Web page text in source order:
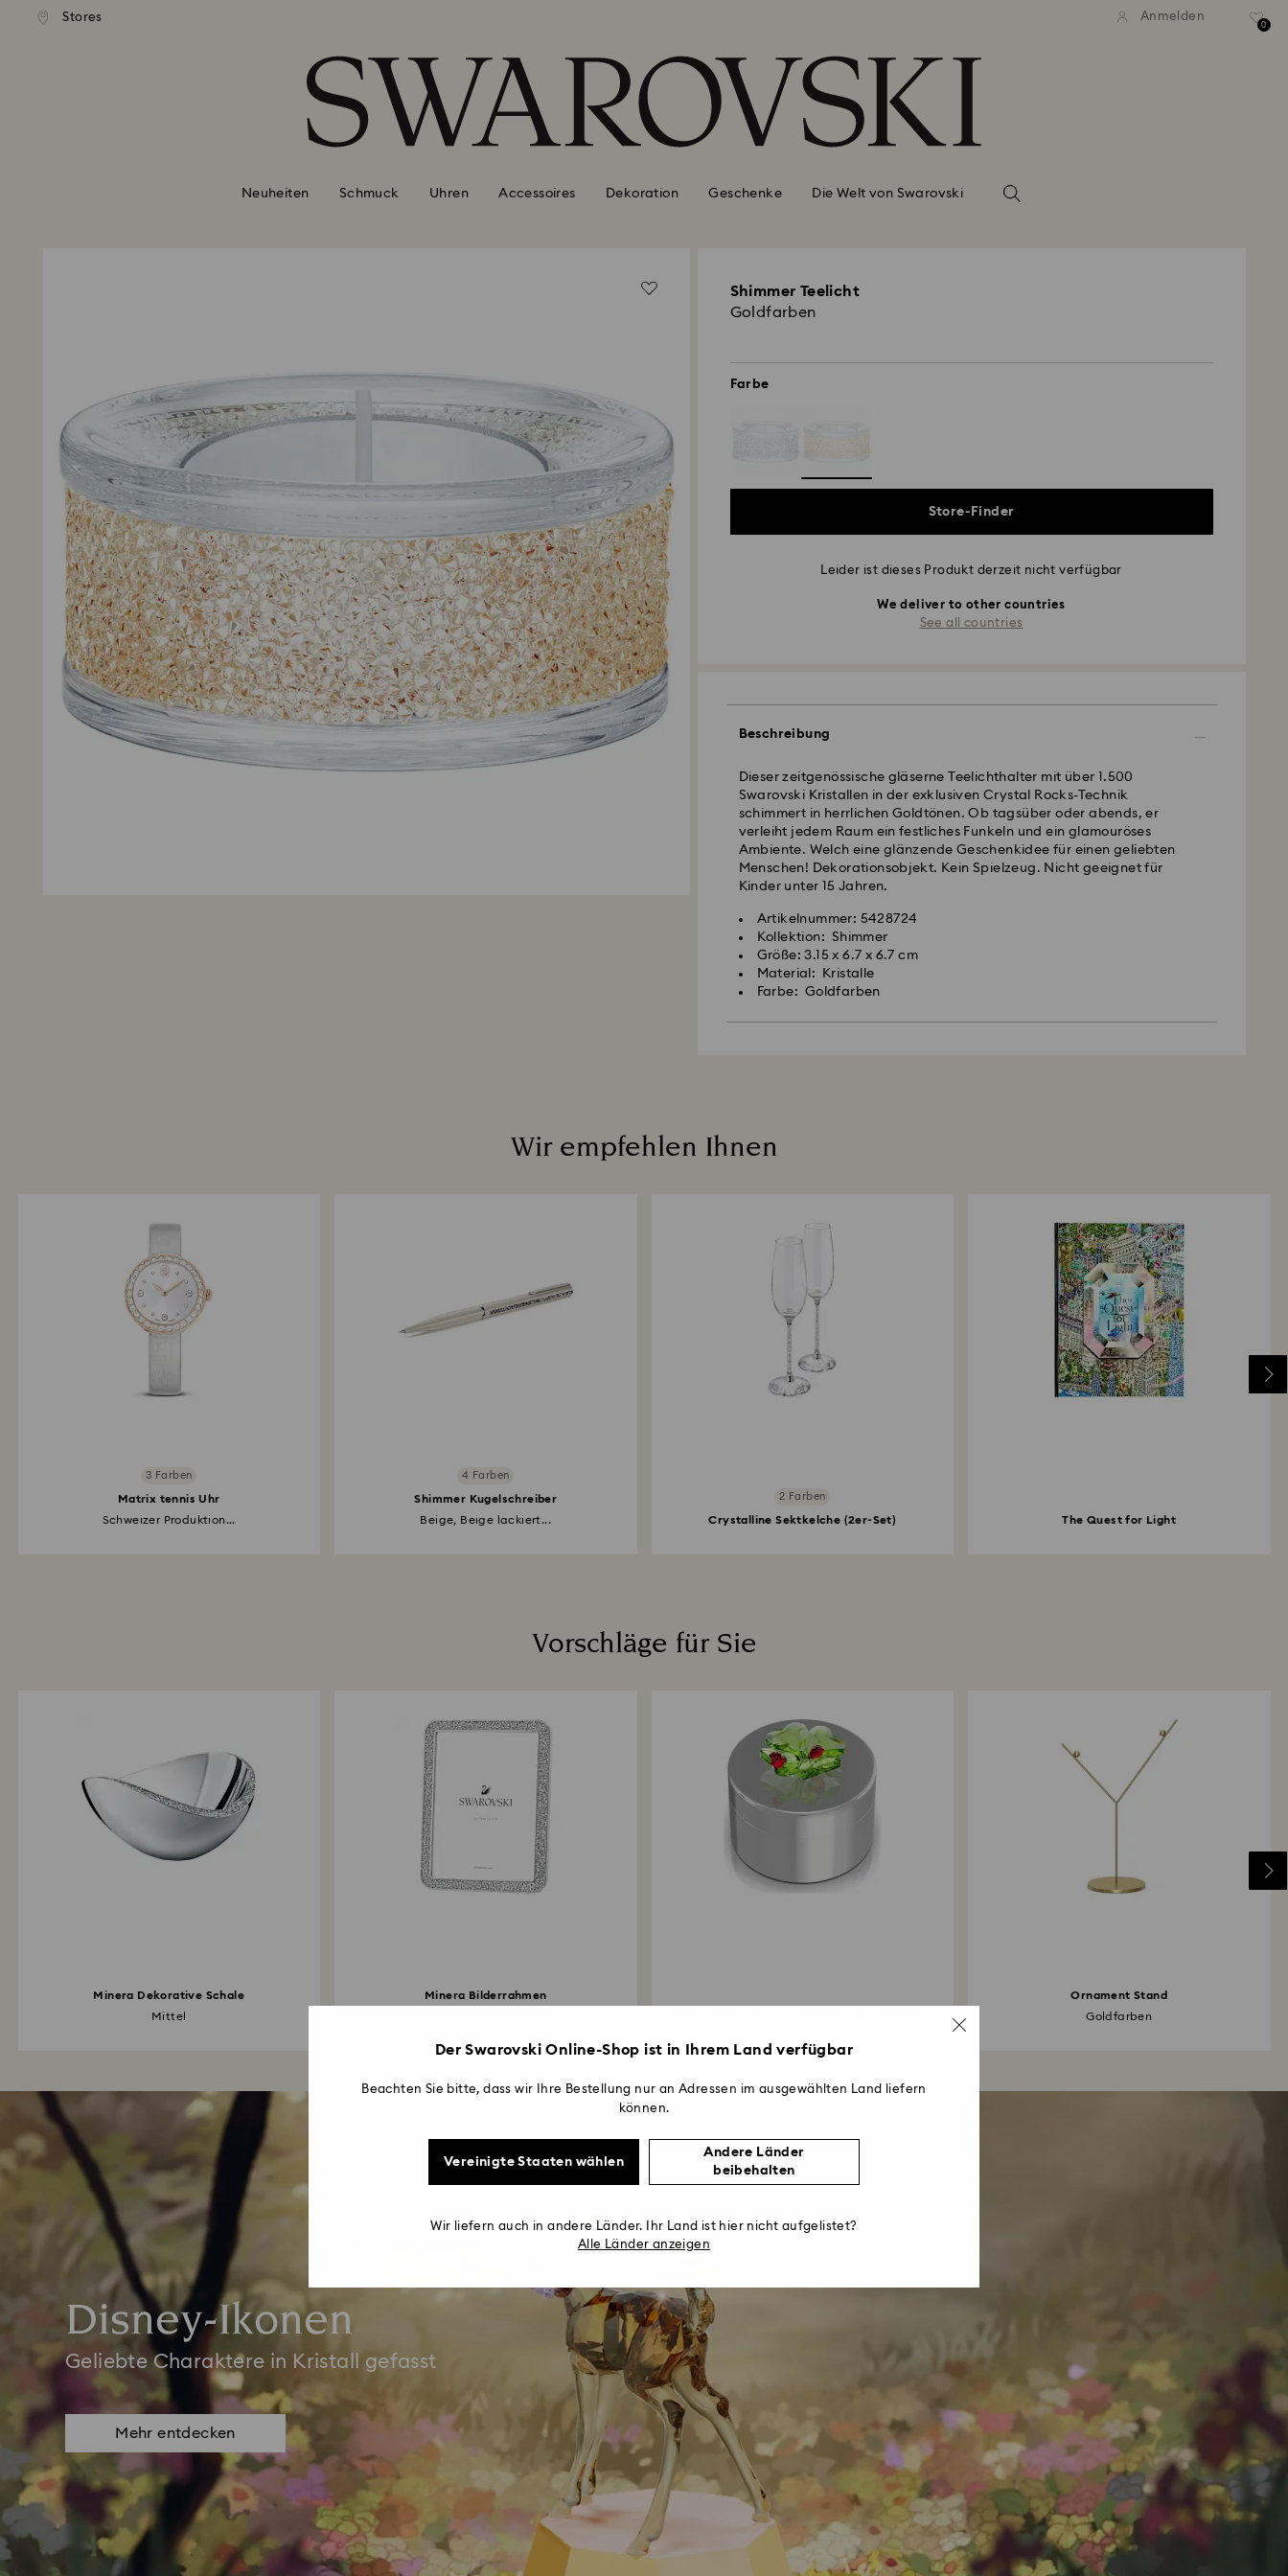
Liste Tastaturkürzel
Stores Anmelden
0
Neuheiten Schmuck Uhren Accessoires Dekoration Geschenke Die Welt von Swarovski
Shimmer Teelicht
Goldfarben
Farbe
Store-Finder
Leider ist dieses Produkt derzeit nicht verfügbar
We deliver to other countries
See all countries
Beschreibung
Dieser zeitgenössische gläserne Teelichthalter mit über 1.500
Swarovski Kristallen in der exklusiven Crystal Rocks-Technik
schimmert in herrlichen Goldtönen. Ob tagsüber oder abends, er
verleiht jedem Raum ein festliches Funkeln und ein glamouröses
Ambiente. Welch eine glänzende Geschenkidee für einen geliebten
Menschen! Dekorationsobjekt. Kein Spielzeug. Nicht geeignet für
Kinder unter 15 Jahren.
Artikelnummer: 5428724
Kollektion: Shimmer
Größe: 3.15 x 6.7 x 6.7 cm
Material: Kristalle
Farbe: Goldfarben
Wir empfehlen Ihnen
3 Farben
Matrix tennis Uhr
Schweizer Produktion...
4 Farben
Shimmer Kugelschreiber
Beige, Beige lackiert...
2 Farben
Crystalline Sektkelche (2er-Set) The Quest for Light
Vorschläge für Sie
Minera Dekorative Schale
Mittel
Minera Bilderrahmen
Ornament Stand
Goldfarben
Disney-Ikonen
Geliebte Charaktere in Kristall gefasst
Mehr entdecken
Der Swarovski Online-Shop ist in Ihrem Land verfügbar
Beachten Sie bitte, dass wir Ihre Bestellung nur an Adressen im ausgewählten Land liefern
können.
Vereinigte Staaten wählen
Andere Länder
beibehalten
Wir liefern auch in andere Länder. Ihr Land ist hier nicht aufgelistet?
Alle Länder anzeigen